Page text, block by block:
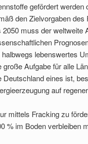
gefördert
den Zielvorgaben
2050 muss der weltweite
halbwegs lebenswertes
große Aufgabe für alle
Deutschland eines ist,
auf
mittels Fracking zu
% im Boden verbleiben